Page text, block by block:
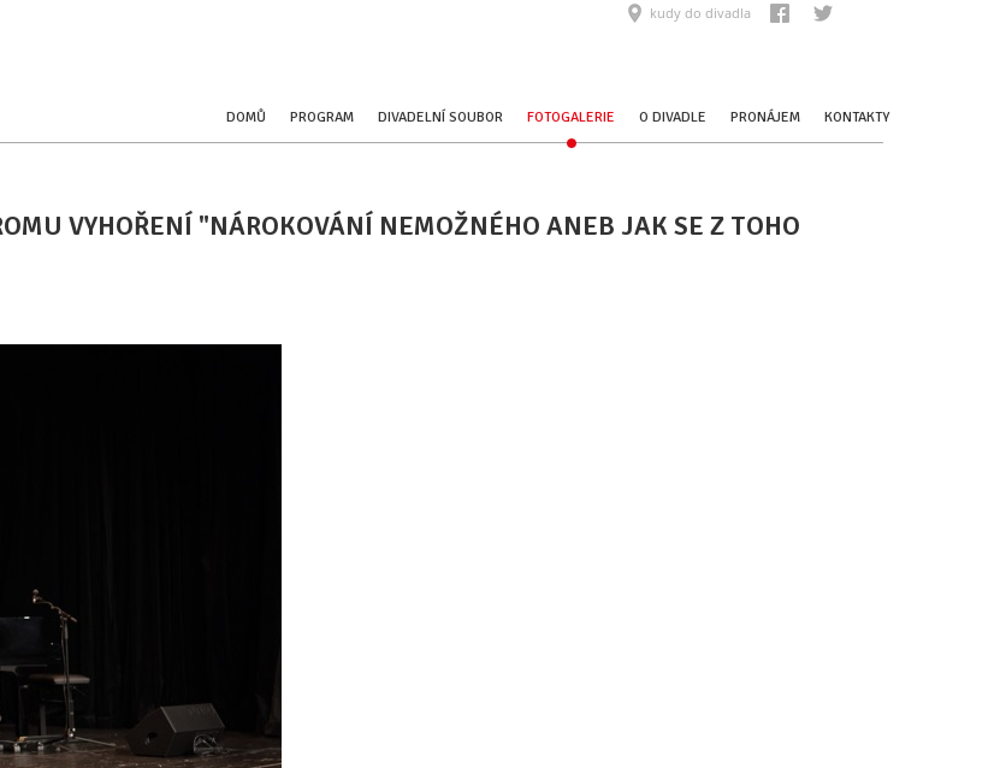
kudy do divadla
DOMŮ PROGRAM DIVADELNÍ SOUBOR FOTOGALERIE O DIVADLE PRONÁJEM KONTAKTY
VYHOŘENÍ "NÁROKOVÁNÍ NEMOŽNÉHO ANEB JAK SE Z TOHO